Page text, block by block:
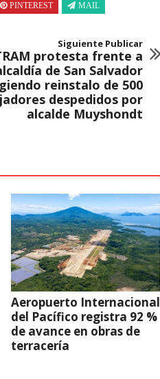
PINTEREST MAIL
Siguiente Publicar
protesta frente a
de San Salvador
reinstalo de 500
despedidos por
alcalde Muyshondt
Aeropuerto Internacional
del Pacífico registra 92 %
de avance en obras de
terracería